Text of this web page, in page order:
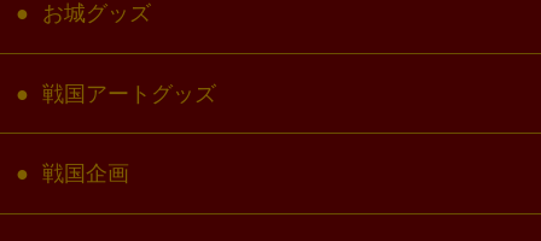
お城グッズ
戦国アートグッズ
戦国企画